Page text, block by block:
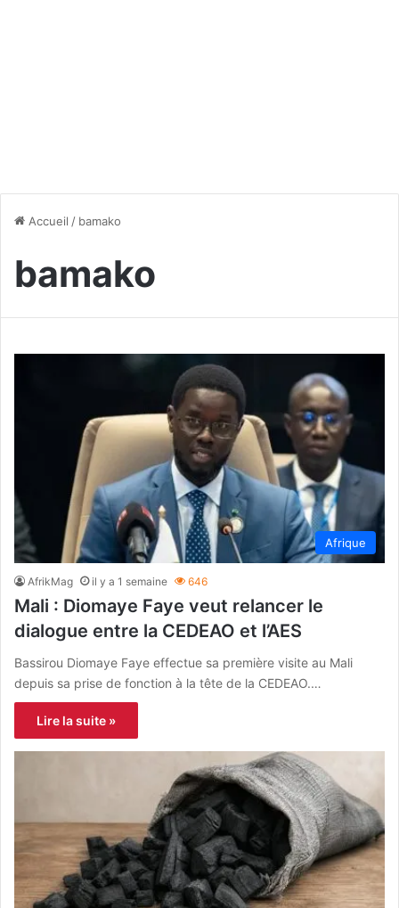
Accueil / bamako
bamako
Afrique
AfrikMag il y a 1 semaine 646
Mali : Diomaye Faye veut relancer le
dialogue entre la CEDEAO et l’AES
Bassirou Diomaye Faye effectue sa première visite au Mali
depuis sa prise de fonction à la tête de la CEDEAO.…
Lire la suite »